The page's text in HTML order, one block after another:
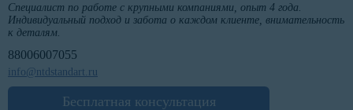
Специалист по работе с крупными компаниями, опыт 4 года.
Индивидуальный подход и забота о каждом клиенте, внимательность
к деталям.
88006007055
info@ntdstandart.ru
Бесплатная консультация